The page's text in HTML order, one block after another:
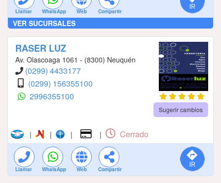
Llamar WhatsApp Web Compartir
VER SUCURSALES
RASER LUZ
Av. Olascoaga 1061 - (8300) Neuquén
(0299) 4433177
(0299) 156355100
2996355100
Sugerir cambios
| | | | Cerrado
Llamar WhatsApp Web Compartir